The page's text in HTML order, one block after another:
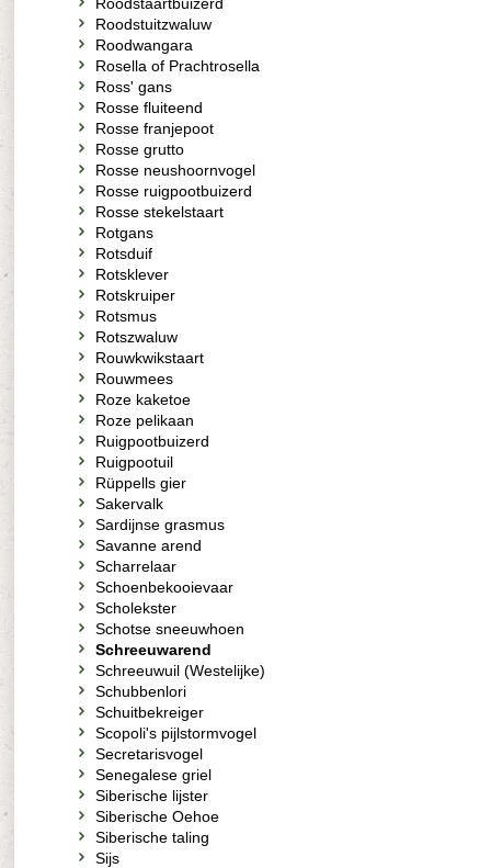
Roodstuitzwaluw
Roodwangara
Rosella of Prachtrosella
Ross' gans
Rosse fluiteend
Rosse franjepoot
Rosse grutto
Rosse neushoornvogel
Rosse ruigpootbuizerd
Rosse stekelstaart
Rotgans
Rotsduif
Rotsklever
Rotskruiper
Rotsmus
Rotszwaluw
Rouwkwikstaart
Rouwmees
Roze kaketoe
Roze pelikaan
Ruigpootbuizerd
Ruigpootuil
Rüppells gier
Sakervalk
Sardijnse grasmus
Savanne arend
Scharrelaar
Schoenbekooievaar
Scholekster
Schotse sneeuwhoen
Schreeuwarend
Schreeuwuil (Westelijke)
Schubbenlori
Schuitbekreiger
Scopoli's pijlstormvogel
Secretarisvogel
Senegalese griel
Siberische lijster
Siberische Oehoe
Siberische taling
Sijs